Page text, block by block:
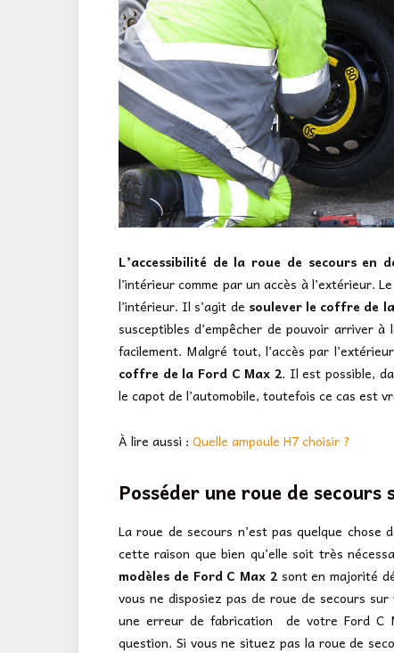
L’accessibilité de la roue de secours en
l’intérieur comme par un accès à l’extérieur.
l’intérieur. Il s’agit de soulever le coffre de
susceptibles d’empêcher de pouvoir arriver
facilement. Malgré tout, l’accès par
coffre de la Ford C Max 2. Il est possible,
le capot de l’automobile, toutefois ce cas est
À lire aussi : Quelle ampoule H7 choisir ?
Posséder une roue de
La roue de secours n’est pas quelque
cette raison que bien qu’elle soit très
modèles de Ford C Max 2sont en majorité
vous ne disposiez pas de roue de secours
une erreur de fabrication de votre Ford C
question. Si vous ne situez pas la roue de